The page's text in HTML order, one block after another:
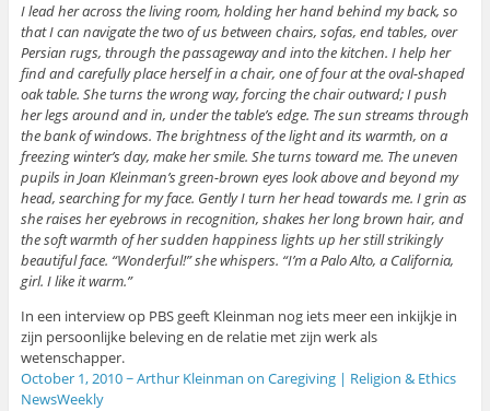
I lead her across the living room, holding her hand behind my back, so
that I can navigate the two of us between chairs, sofas, end tables, over
Persian rugs, through the passageway and into the kitchen. I help her
find and carefully place herself in a chair, one of four at the oval-shaped
oak table. She turns the wrong way, forcing the chair outward; I push
her legs around and in, under the table’s edge. The sun streams through
the bank of windows. The brightness of the light and its warmth, on a
freezing winter’s day, make her smile. She turns toward me. The uneven
pupils in Joan Kleinman’s green-brown eyes look above and beyond my
head, searching for my face. Gently I turn her head towards me. I grin as
she raises her eyebrows in recognition, shakes her long brown hair, and
the soft warmth of her sudden happiness lights up her still strikingly
beautiful face. “Wonderful!” she whispers. “I’m a Palo Alto, a California,
girl. I like it warm.”
In een interview op PBS geeft Kleinman nog iets meer een inkijkje in
zijn persoonlijke beleving en de relatie met zijn werk als
wetenschapper.
October 1, 2010 ~ Arthur Kleinman on Caregiving | Religion & Ethics
NewsWeekly